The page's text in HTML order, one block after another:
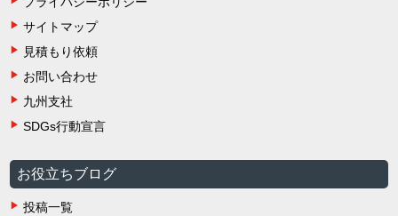
サイトマップ
見積もり依頼
お問い合わせ
九州支社
SDGs行動宣言
お役立ちブログ
投稿一覧